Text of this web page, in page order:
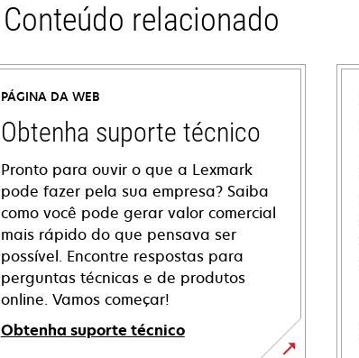
Conteúdo relacionado
PÁGINA DA WEB
Obtenha suporte técnico
Pronto para ouvir o que a Lexmark
pode fazer pela sua empresa? Saiba
como você pode gerar valor comercial
mais rápido do que pensava ser
possível. Encontre respostas para
perguntas técnicas e de produtos
online. Vamos começar!
Obtenha suporte técnico